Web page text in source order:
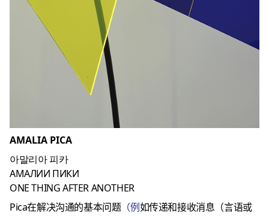
AMALIA PICA
아말리아 피카
АМАЛИИ ПИКИ
ONE THING AFTER ANOTHER
Pica在解决沟通的基本问题（例如传递和接收消息（言语或